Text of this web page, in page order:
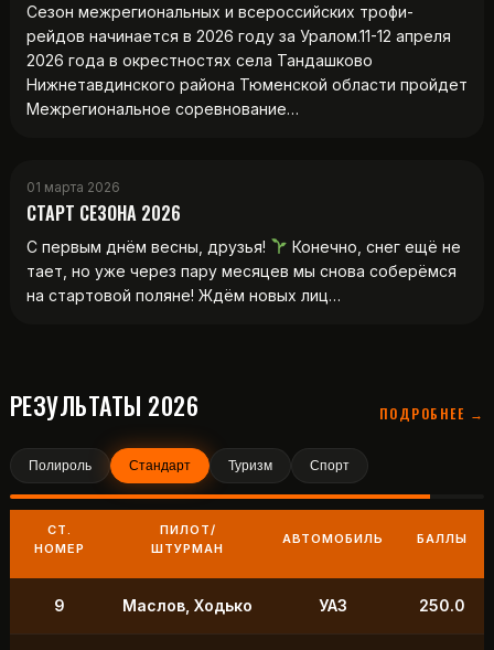
Сезон межрегиональных и всероссийских трофи-
рейдов начинается в 2026 году за Уралом.11-12 апреля
2026 года в окрестностях села Тандашково
Нижнетавдинского района Тюменской области пройдет
Межрегиональное соревнование…
01 марта 2026
СТАРТ СЕЗОНА 2026
С первым днём весны, друзья!
Конечно, снег ещё не
тает, но уже через пару месяцев мы снова соберёмся
на стартовой поляне! Ждём новых лиц…
РЕЗУЛЬТАТЫ 2026 ПОДРОБНЕЕ →
Полироль Стандарт Туризм Спорт
СТ.
НОМЕР
ПИЛОТ/
ШТУРМАН
АВТОМОБИЛЬ БАЛЛЫ
9 Маслов, Ходько УАЗ 250.0